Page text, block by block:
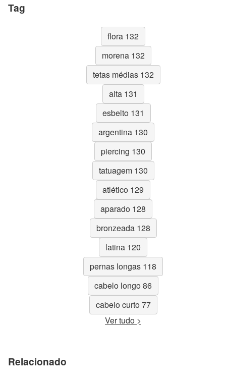
Tag
flora 132
morena 132
tetas médias 132
alta 131
esbelto 131
argentina 130
piercing 130
tatuagem 130
atlético 129
aparado 128
bronzeada 128
latina 120
pernas longas 118
cabelo longo 86
cabelo curto 77
Ver tudo >
Relacionado